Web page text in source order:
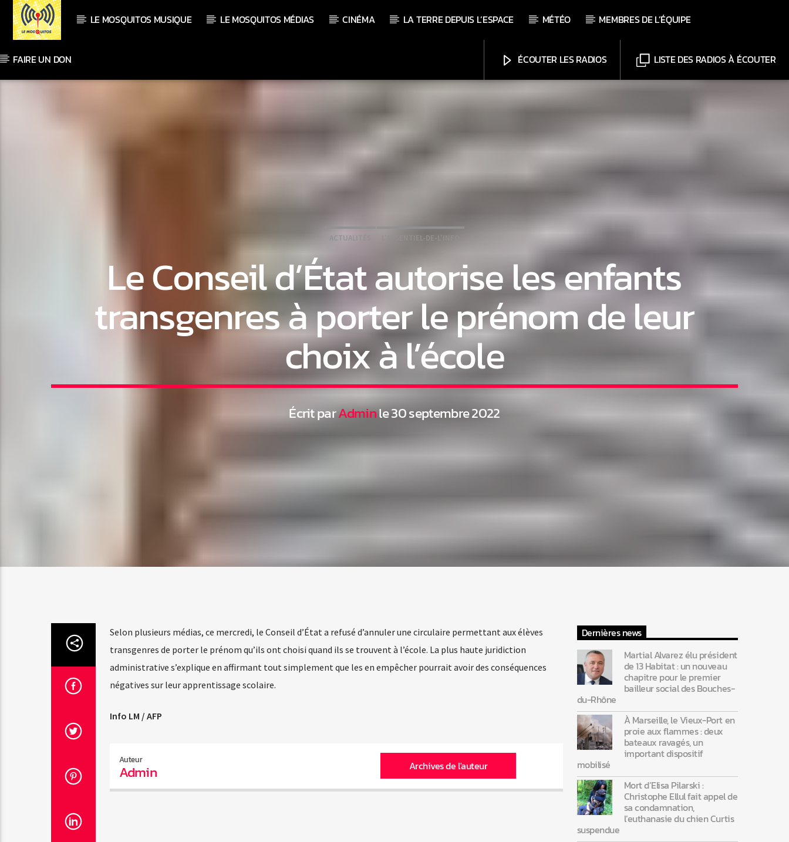
LE MOSQUITOS MUSIQUE LE MOSQUITOS MÉDIAS CINÉMA LA TERRE DEPUIS L’ESPACE MÉTÉO MEMBRES DE L’ÉQUIPE
FAIRE UN DON LISTE DES RADIOS À ÉCOUTER
ÉCOUTER LES RADIOS
ACTUALITÉS L'ESSENTIEL-DE-L'INFO
Le Conseil d’État autorise les enfants
transgenres à porter le prénom de leur
choix à l’école
Écrit parAdminle 30 septembre 2022
Selon plusieurs médias, ce mercredi, le Conseil d’État a refusé d’annuler une circulaire permettant aux élèves
transgenres de porter le prénom qu’ils ont choisi quand ils se trouvent à l’école. La plus haute juridiction
administrative s’explique en affirmant tout simplement que les en empêcher pourrait avoir des conséquences
négatives sur leur apprentissage scolaire.
Info LM / AFP
Auteur
Admin Archives de l'auteur
Dernières news
Martial Alvarez élu président
de 13 Habitat : un nouveau
chapitre pour le premier
bailleur social des Bouches-
du-Rhône
À Marseille, le Vieux-Port en
proie aux flammes : deux
bateaux ravagés, un
important dispositif
mobilisé
Mort d’Elisa Pilarski :
Christophe Ellul fait appel de
sa condamnation,
l’euthanasie du chien Curtis
suspendue